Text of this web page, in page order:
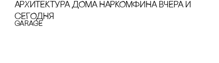
АРХИТЕКТУРА ДОМА НАРКОМФИНА ВЧЕРА И
сЕГОДНЯ
GARAGE